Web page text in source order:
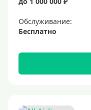
Обслуживание:
Бесплатно